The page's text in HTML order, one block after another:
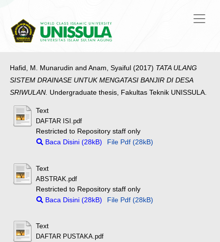
Hafid, M. Munarudin and Anam, Syaiful (2017) TATA ULANG
SISTEM DRAINASE UNTUK MENGATASI BANJIR DI DESA
SRIWULAN. Undergraduate thesis, Fakultas Teknik UNISSULA.
Text
DAFTAR ISI.pdf
Restricted to Repository staff only
Baca Disini (28kB)
File Pdf (28kB)
Text
ABSTRAK.pdf
Restricted to Repository staff only
Baca Disini (28kB)
File Pdf (28kB)
Text
DAFTAR PUSTAKA.pdf